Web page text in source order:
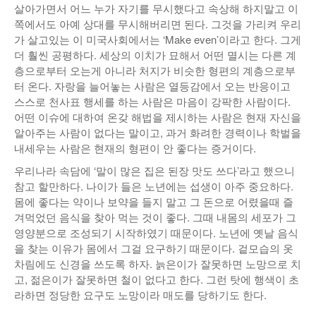
살아가면서 어느 누가 자기를 무시했다고 속상해 하지말고 이
쪽에서도 아예 상대를 무시해버리면 된다. 그것을 가리켜 우리
가 살고있는 이 미국사회에서는 ‘Make even’이라고 한다. 그게
더 훨씬 공평하다. 세상의 이치가 묘해서 어떤 멸시는 다른 계
층으로부터 오는게 아니라 처지가 비슷한 형편의 계층으로부
터 온다. 자랑을 늘어놓는 사람은 열등감에서 오는 반응이고
스스로 천사표 행세를 하는 사람은 마음이 강팍한 사람이다.
어떤 이슈에 대하여 온갖 해법을 제시하는 사람은 현재 자신을
알아주는 사람이 없다는 말이고, 과거 화려한 경력이나 학벌을
내세우는 사람은 현재의 형편이 안 좋다는 증거이다.
우리나라 속담에 ‘말이 많은 집은 된장 맛도 쓰다’라고 했으니
참고 할만하다. 나이가 들은 노년에는 섭생이 아주 중요하다.
몸에 좋다는 약이나 보약을 들지 말고 그 돈으로 어렸을때 즐
겨먹었던 음식을 찾아 먹는 것이 좋다. 그때 내몸의 세포가 그
영양분으로 조성되기 시작하였기 때문이다. 노년에 옛날 음식
을 찾는 이유가 몸에서 그걸 요구하기 때문이다. 겉모습의 옷
차림에도 신경을 쓰도록 하자. 늙은이가 잘못하면 노망으로 치
고, 젊은이가 잘못하면 철이 없다고 한다. 그런 탓에 행색이 초
라하면 정당한 요구도 노망이라 매도를 당하기도 한다.